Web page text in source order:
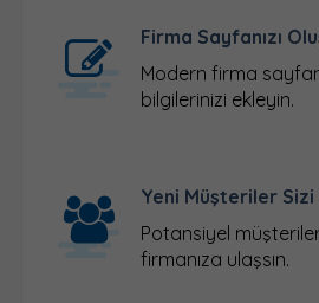
Firma Sayfanızı
Modern firma
bilgilerinizi ekleyin.
Yeni Müşteriler Sizi
Potansiyel
firmanıza ulaşsın.